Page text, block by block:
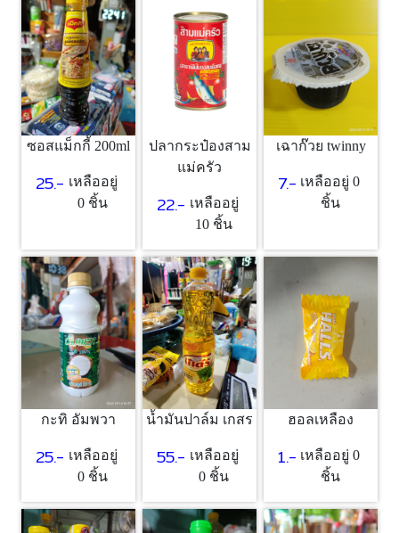
ซอสแม็กกี้ 200ml
25.- เหลืออยู่
0 ชิ้น
ปลากระป๋องสาม
แม่ครัว
22.- เหลืออยู่
10 ชิ้น
เฉาก๊วย twinny
7.- เหลืออยู่ 0
ชิ้น
กะทิ อัมพวา
25.- เหลืออยู่
0 ชิ้น
น้ำมันปาล์ม เกสร
55.- เหลืออยู่
0 ชิ้น
ฮอลเหลือง
1.- เหลืออยู่ 0
ชิ้น